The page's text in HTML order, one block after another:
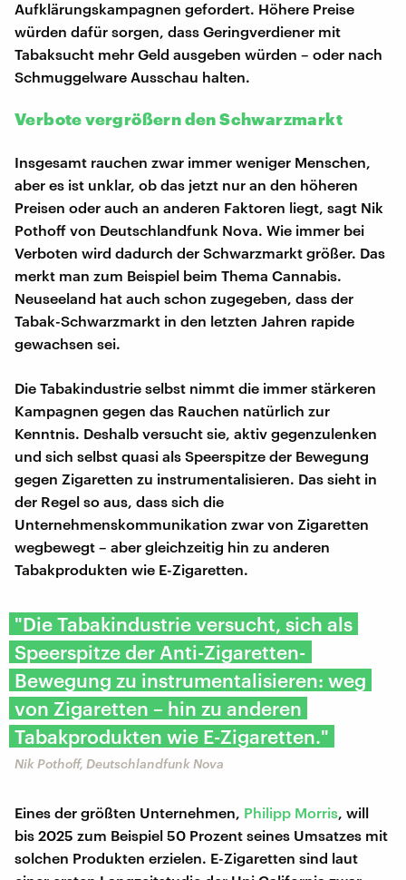
Aufklärungskampagnen gefordert. Höhere Preise
würden dafür sorgen, dass Geringverdiener mit
Tabaksucht mehr Geld ausgeben würden – oder nach
Schmuggelware Ausschau halten.
Verbote vergrößern den Schwarzmarkt
Insgesamt rauchen zwar immer weniger Menschen,
aber es ist unklar, ob das jetzt nur an den höheren
Preisen oder auch an anderen Faktoren liegt, sagt Nik
Pothoff von Deutschlandfunk Nova. Wie immer bei
Verboten wird dadurch der Schwarzmarkt größer. Das
merkt man zum Beispiel beim Thema Cannabis.
Neuseeland hat auch schon zugegeben, dass der
Tabak-Schwarzmarkt in den letzten Jahren rapide
gewachsen sei.
Die Tabakindustrie selbst nimmt die immer stärkeren
Kampagnen gegen das Rauchen natürlich zur
Kenntnis. Deshalb versucht sie, aktiv gegenzulenken
und sich selbst quasi als Speerspitze der Bewegung
gegen Zigaretten zu instrumentalisieren. Das sieht in
der Regel so aus, dass sich die
Unternehmenskommunikation zwar von Zigaretten
wegbewegt – aber gleichzeitig hin zu anderen
Tabakprodukten wie E-Zigaretten.
"Die Tabakindustrie versucht, sich als
Speerspitze der Anti-Zigaretten-
Bewegung zu instrumentalisieren: weg
von Zigaretten – hin zu anderen
Tabakprodukten wie E-Zigaretten."
Nik Pothoff, Deutschlandfunk Nova
Eines der größten Unternehmen, Philipp Morris, will
bis 2025 zum Beispiel 50 Prozent seines Umsatzes mit
solchen Produkten erzielen. E-Zigaretten sind laut